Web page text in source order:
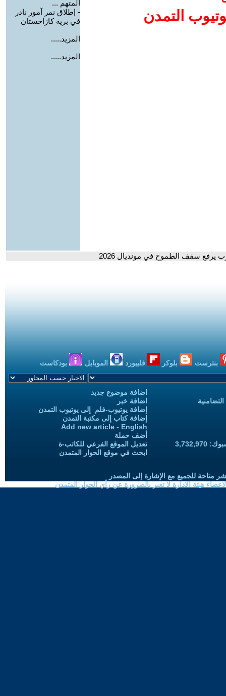
التمدن
المتهم ...
- إطلاق نمر آمور نادر
في برية كازاخستان
المزيد.....
المزيد.....
بنترست بلوكر فليبورد الموبايل بودكاست
اضافة موضوع جديد
اضافة خبر
إضافة يوتيوب-فلم إلى يوتيوب التمدن
إضافة كتاب إلى مكتبة التمدن
Add new article - English
أضف حملة
تعديل الموقع الفرعي للكاتب-ة
ابحث في موقع الحوار المتمدن
متاحة للجميع مع الإشارة إلى المصدر
هيئة الادارة لا تعبر بالضرورة عن رأي الحوار المتمدن